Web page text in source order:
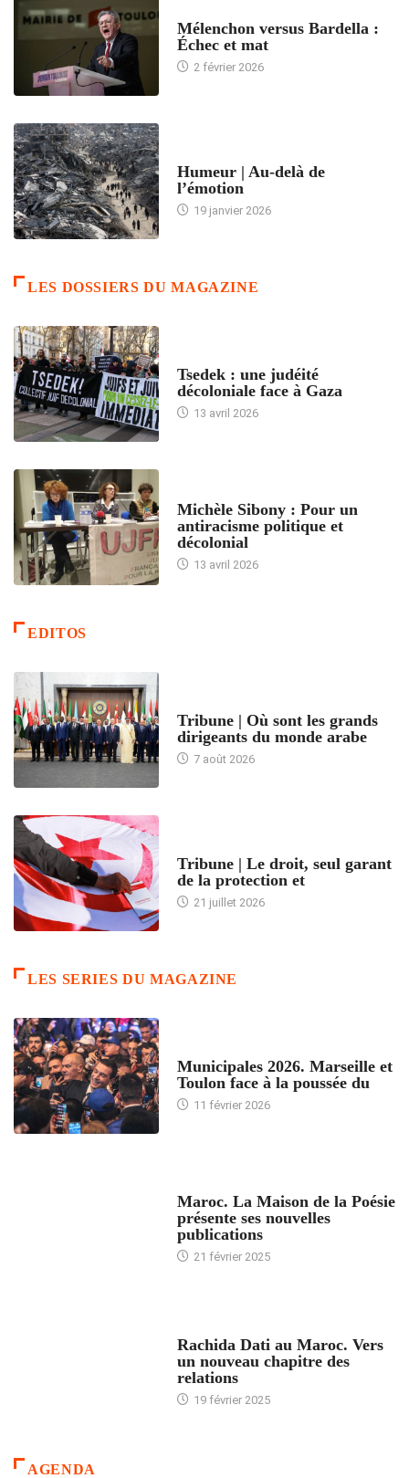
Mélenchon versus Bardella :
Échec et mat
2 février 2026
Humeur | Au-delà de
l’émotion
19 janvier 2026
LES DOSSIERS DU MAGAZINE
Tsedek : une judéité
décoloniale face à Gaza
13 avril 2026
Michèle Sibony : Pour un
antiracisme politique et
décolonial
13 avril 2026
EDITOS
Tribune | Où sont les grands
dirigeants du monde arabe
7 août 2026
Tribune | Le droit, seul garant
de la protection et
21 juillet 2026
LES SERIES DU MAGAZINE
Municipales 2026. Marseille et
Toulon face à la poussée du
11 février 2026
Maroc. La Maison de la Poésie
présente ses nouvelles
publications
21 février 2025
Rachida Dati au Maroc. Vers
un nouveau chapitre des
relations
19 février 2025
AGENDA